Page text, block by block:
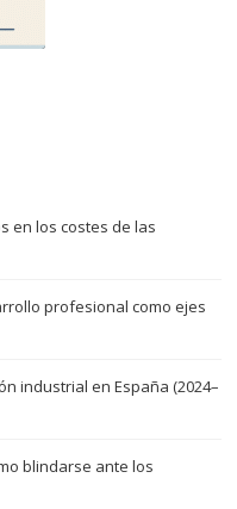
en los costes de las
profesional como ejes
industrial en España (2024–
blindarse ante los